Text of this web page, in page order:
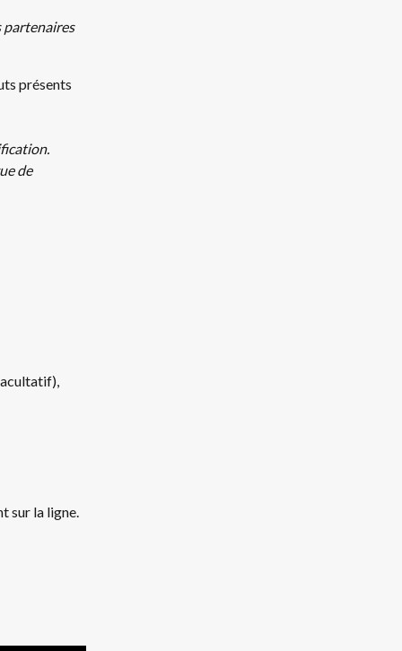
partenaires
présents
de
sur la ligne.